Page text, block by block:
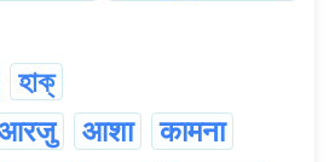
হাক্
आशा कामना